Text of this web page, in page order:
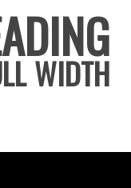
WIDTH